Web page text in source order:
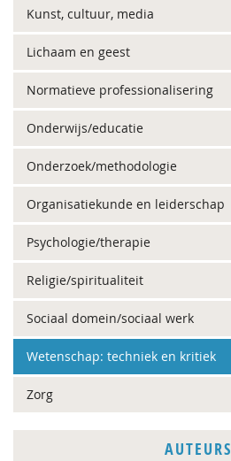
Kunst, cultuur, media
Lichaam en geest
Normatieve professionalisering
Onderwijs/educatie
Onderzoek/methodologie
Organisatiekunde en leiderschap
Psychologie/therapie
Religie/spiritualiteit
Sociaal domein/sociaal werk
Wetenschap: techniek en kritiek
Zorg
AUTEURS